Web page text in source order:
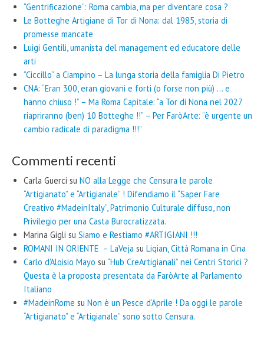
“Gentrificazione”: Roma cambia, ma per diventare cosa ?
Le Botteghe Artigiane di Tor di Nona: dal 1985, storia di
promesse mancate
Luigi Gentili, umanista del management ed educatore delle
arti
“Ciccillo” a Ciampino – La lunga storia della famiglia Di Pietro
CNA: “Eran 300, eran giovani e forti (o forse non più) … e
hanno chiuso !” – Ma Roma Capitale: “a Tor di Nona nel 2027
riapriranno (ben) 10 Botteghe !!” – Per FaròArte: “è urgente un
cambio radicale di paradigma !!!”
Commenti recenti
Carla Guerci su NO alla Legge che Censura le parole
“Artigianato” e “Artigianale” ! Difendiamo il “Saper Fare
Creativo #MadeinItaly”, Patrimonio Culturale diffuso, non
Privilegio per una Casta Burocratizzata.
Marina Gigli su Siamo e Restiamo #ARTIGIANI !!!
ROMANI IN ORIENTE – LaVeja su Liqian, Città Romana in Cina
Carlo d'Aloisio Mayo su “Hub CreArtigianali” nei Centri Storici ?
Questa è la proposta presentata da FaròArte al Parlamento
Italiano
#MadeinRome su Non è un Pesce d’Aprile ! Da oggi le parole
“Artigianato” e “Artigianale” sono sotto Censura.